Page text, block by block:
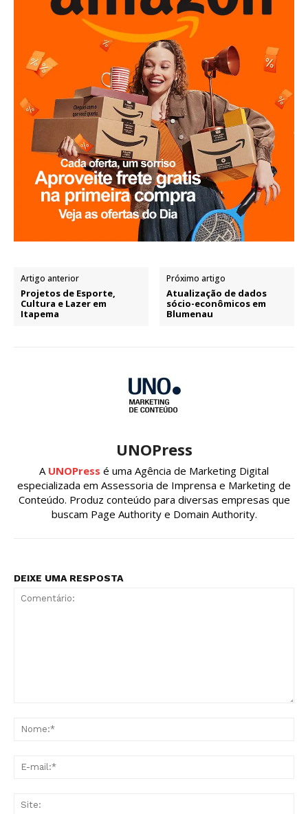
Artigo anterior
Projetos de Esporte,
Cultura e Lazer em
Itapema
Próximo artigo
Atualização de dados
sócio-econômicos em
Blumenau
UNOPress
A UNOPress é uma Agência de Marketing Digital
especializada em Assessoria de Imprensa e Marketing de
Conteúdo. Produz conteúdo para diversas empresas que
buscam Page Authority e Domain Authority.
DEIXE UMA RESPOSTA